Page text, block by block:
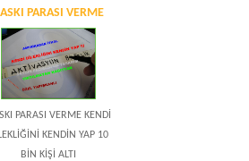
PARASI VERME
PARASI VERME KENDİ
KENDİN YAP 10
BİN KİŞİ ALTI